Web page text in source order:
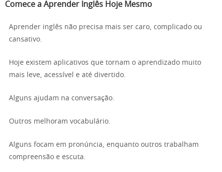
Comece a Aprender Inglês Hoje Mesmo
Aprender inglês não precisa mais ser caro, complicado ou
cansativo.
Hoje existem aplicativos que tornam o aprendizado muito
mais leve, acessível e até divertido.
Alguns ajudam na conversação.
Outros melhoram vocabulário.
Alguns focam em pronúncia, enquanto outros trabalham
compreensão e escuta.